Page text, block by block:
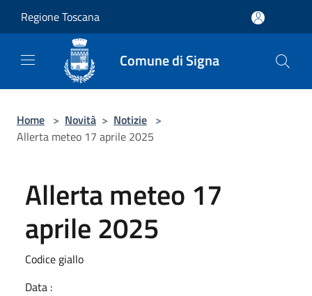
Regione Toscana
Comune di Signa
Home > Novità > Notizie >
Allerta meteo 17 aprile 2025
Allerta meteo 17
aprile 2025
Codice giallo
Data :